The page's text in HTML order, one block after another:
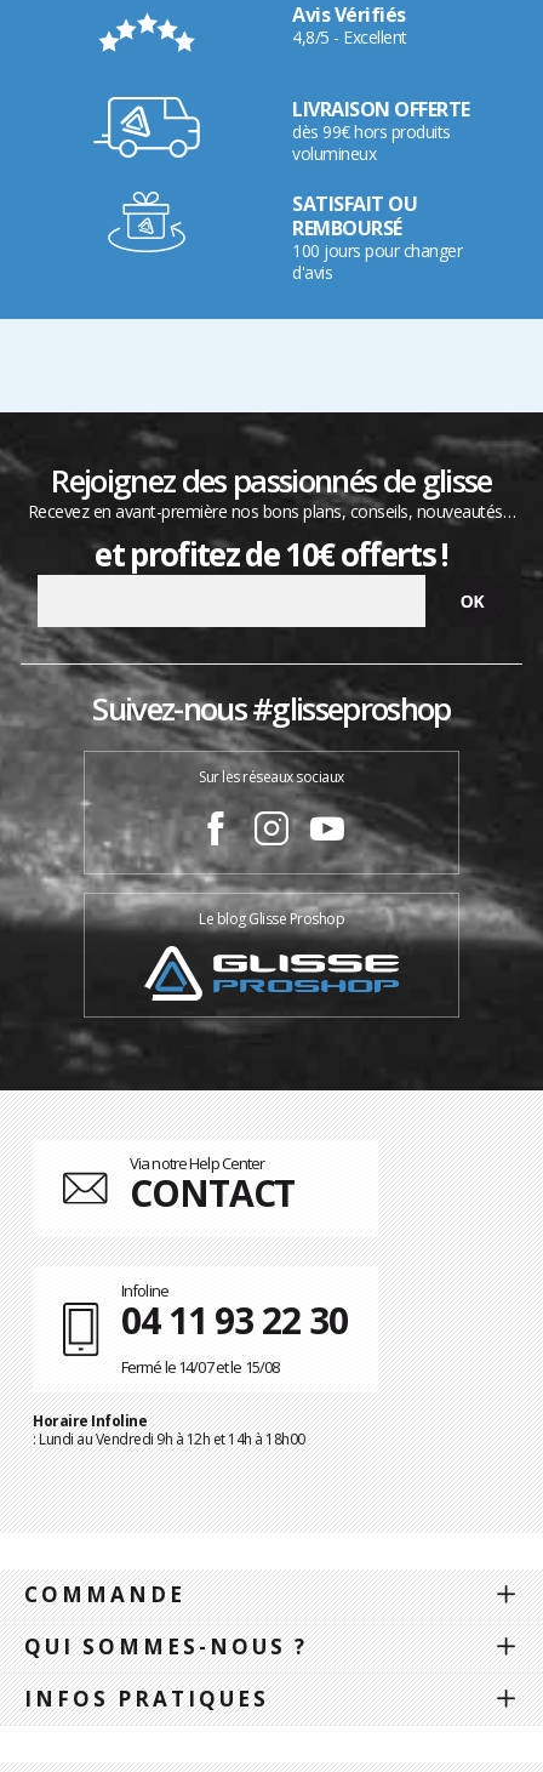
Avis Vérifiés
4,8/5 - Excellent
LIVRAISON OFFERTE
dès 99€ hors produits
volumineux
SATISFAIT OU
REMBOURSÉ
100 jours pour changer
d'avis
Rejoignez des passionnés de glisse
Recevez en avant-première nos bons plans, conseils, nouveautés…
et profitez de 10€ offerts !
Suivez-nous #glisseproshop
Sur les réseaux sociaux
Le blog Glisse Proshop
Via notre Help Center
CONTACT
Infoline
04 11 93 22 30
Fermé le 14/07 et le 15/08
Horaire Infoline
: Lundi au Vendredi 9h à 12h et 14h à 18h00
COMMANDE
QUI SOMMES-NOUS ?
INFOS PRATIQUES